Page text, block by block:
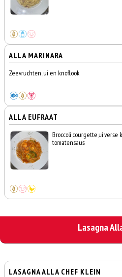
ALLA MARINARA
Zeevruchten, ui en knoflook
ALLA EUFRAAT
Broccoli,courgette,ui,verse
tomatensaus
Lasagna
LASAGNA ALLA CHEF KLEIN